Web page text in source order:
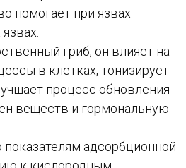
помогает при язвах
гриб, он влияет на
в клетках, тонизирует
процесс обновления
веществ и гормональную
показателям адсорбционной